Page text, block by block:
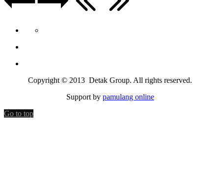
Copyright © 2013 Detak Group. All rights reserved.
Support by pamulang online
Go to top